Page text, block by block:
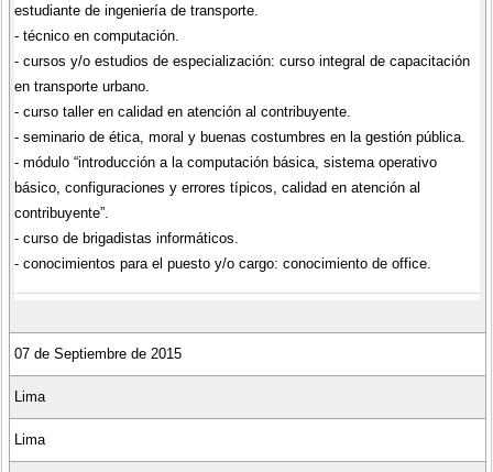
estudiante de ingeniería de transporte.
- técnico en computación.
- cursos y/o estudios de especialización: curso integral de capacitación
en transporte urbano.
- curso taller en calidad en atención al contribuyente.
- seminario de ética, moral y buenas costumbres en la gestión pública.
- módulo “introducción a la computación básica, sistema operativo
básico, configuraciones y errores típicos, calidad en atención al
contribuyente”.
- curso de brigadistas informáticos.
- conocimientos para el puesto y/o cargo: conocimiento de office.
07 de Septiembre de 2015
Lima
Lima